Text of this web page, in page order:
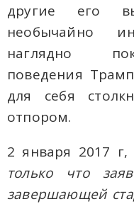
другие его
необычайно
наглядно
поведения
для себя
отпором.
2 января 2017
только что
завершающей